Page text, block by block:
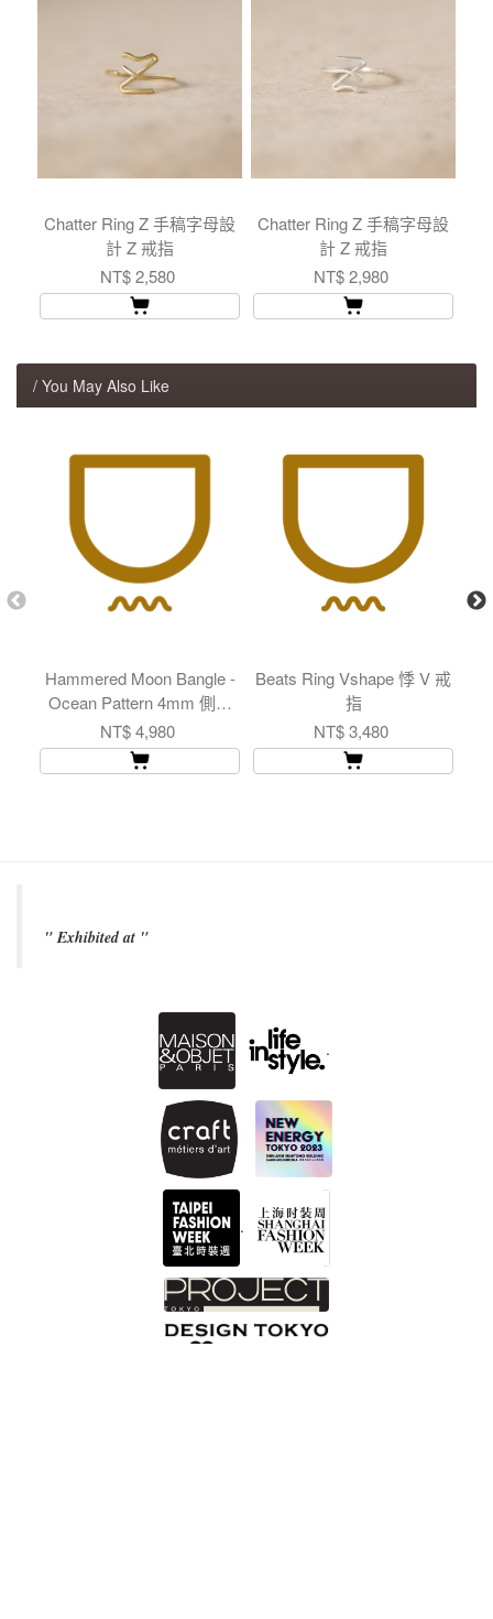
Chatter Ring Z 手稿字母設
計 Z 戒指
NT$ 2,580
Chatter Ring Z 手稿字母設
計 Z 戒指
NT$ 2,980
/ You May Also Like
Hammered Moon Bangle -
Ocean Pattern 4mm 側敲
彎月 海紋 手環 寬版
NT$ 4,980
Beats Ring Vshape 悸 V 戒
指
NT$ 3,480
" Exhibited at "
.
.